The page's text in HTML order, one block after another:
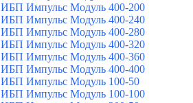
ИБП Импульс Модуль 400-200
ИБП Импульс Модуль 400-240
ИБП Импульс Модуль 400-280
ИБП Импульс Модуль 400-320
ИБП Импульс Модуль 400-360
ИБП Импульс Модуль 400-400
ИБП Импульс Модуль 100-50
ИБП Импульс Модуль 100-100